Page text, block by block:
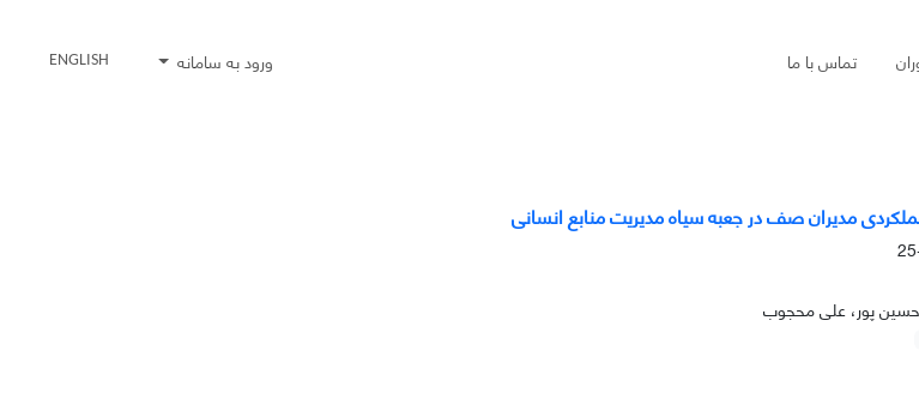
تماس با ما ورود به سامانه ENGLISH
مدیران صف در جعبه سیاه مدیریت منابع انسانی
حسین پور، علی محجوب